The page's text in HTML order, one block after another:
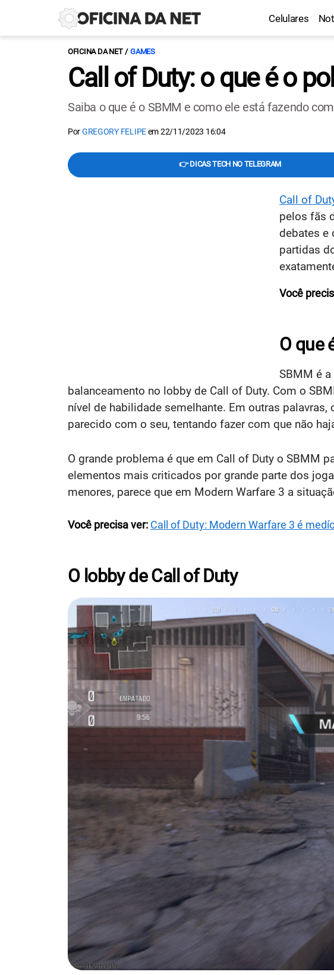
Celulares
OFICINA DA NET GAMES
Call of Duty: o que é o
Saiba o que é o SBMM e como ele está fazendo
PorGREGORY FELIPEem22/11/2023 16:04
👉 DICAS TECH NO TELEGRAM
Call of
pelos fãs
debates e
partidas
Você
O que
SBMM é
balanceamento no lobby de Call of Duty. Com o
nível de habilidade semelhante. Em outras
parecido com o seu, tentando fazer com que não
O grande problema é que em Call of Duty o SBMM
elementos mais criticados por grande parte dos
menores, parece que em Modern Warfare 3 a
Você precisa ver: Call of Duty: Modern Warfare 3 é
O lobby de Call of Duty